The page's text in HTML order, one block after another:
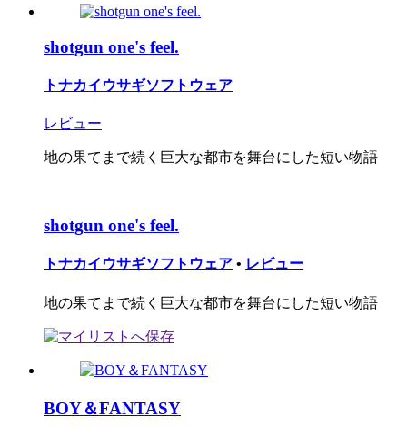
shotgun one's feel.
トナカイウサギソフトウェア
レビュー
地の果てまで続く巨大な都市を舞台にした短い物語
shotgun one's feel.
トナカイウサギソフトウェア • レビュー
地の果てまで続く巨大な都市を舞台にした短い物語
BOY＆FANTASY